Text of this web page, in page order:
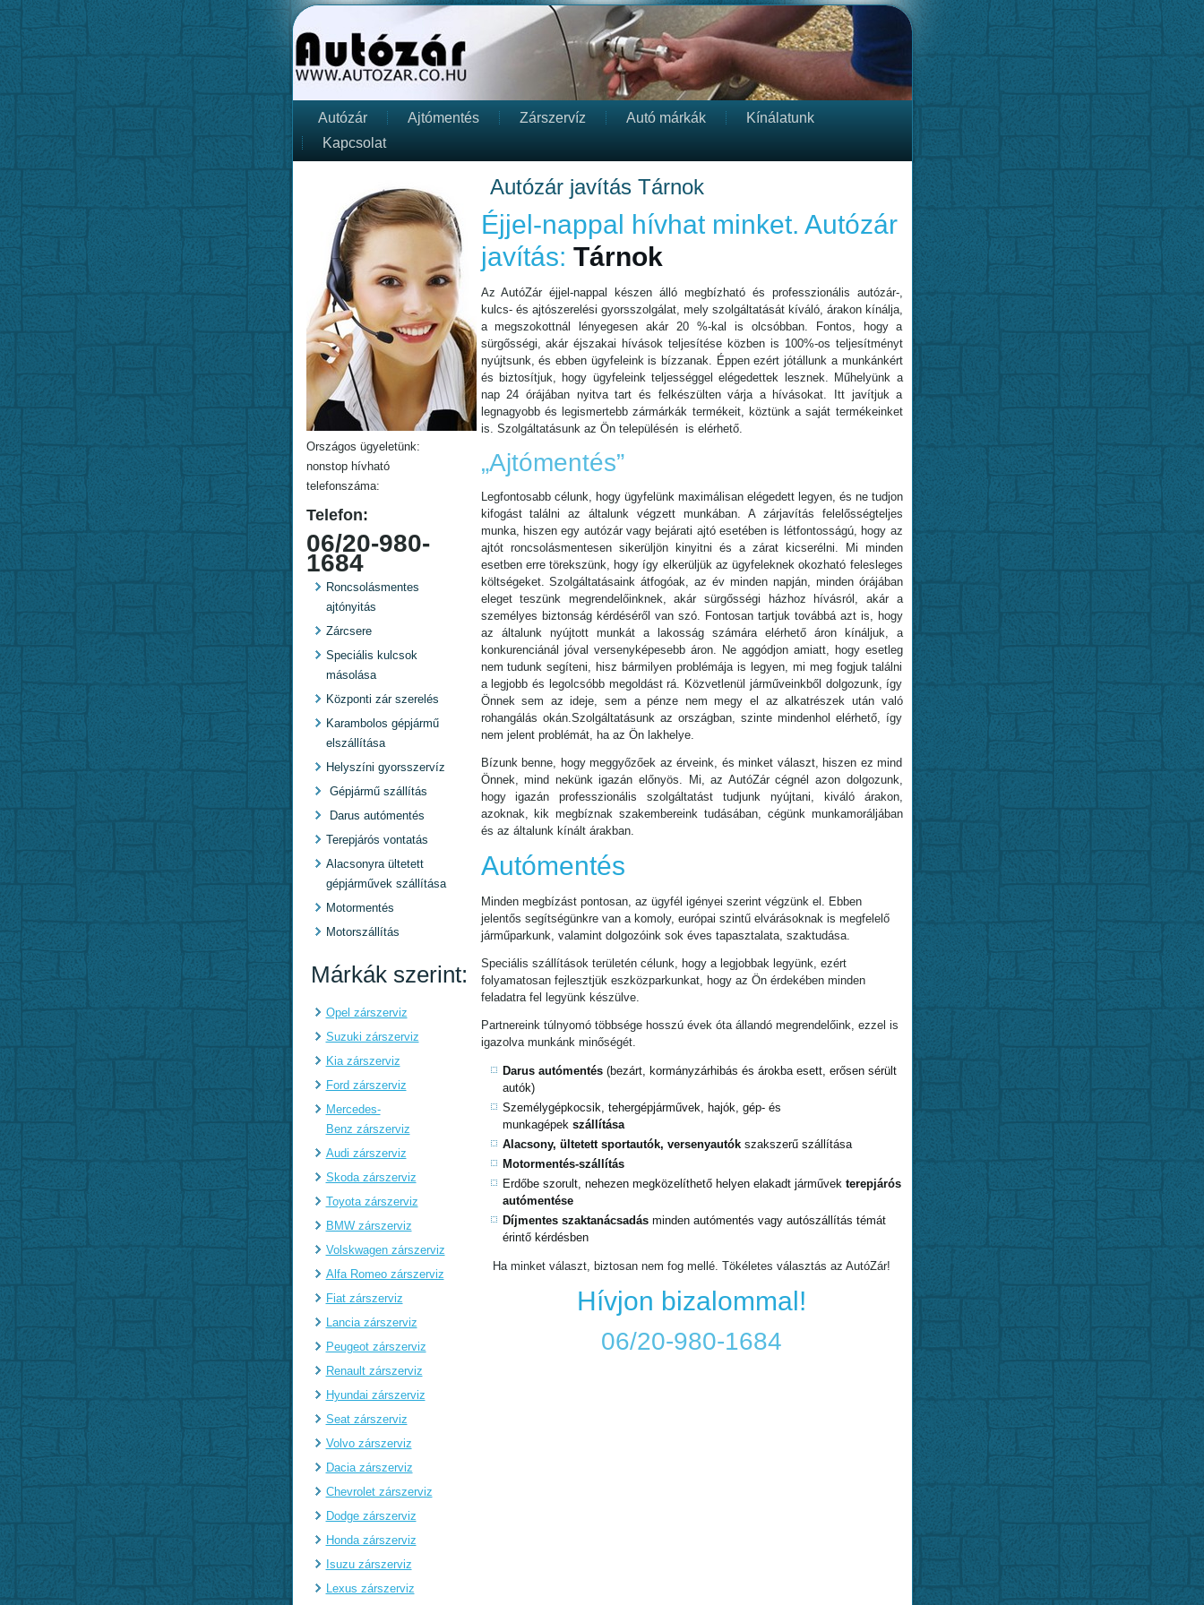
Autózár Ajtómentés Zárszervíz Autó márkák
Kínálatunk
Kapcsolat
Országos ügyeletünk:
nonstop hívható
telefonszáma:
Telefon:
06/20-980-
1684
Roncsolásmentes
ajtónyitás
Zárcsere
Speciális kulcsok
másolása
Központi zár szerelés
Karambolos gépjármű
elszállítása
Helyszíni gyorsszervíz
Gépjármű szállítás
Darus autómentés
Terepjárós vontatás
Alacsonyra ültetett
gépjárművek szállítása
Motormentés
Motorszállítás
Márkák szerint:
Opel zárszerviz
Suzuki zárszerviz
Kia zárszerviz
Ford zárszerviz
Mercedes-
Benz zárszerviz
Audi zárszerviz
Skoda zárszerviz
Toyota zárszerviz
BMW zárszerviz
Volskwagen zárszerviz
Alfa Romeo zárszerviz
Fiat zárszerviz
Lancia zárszerviz
Peugeot zárszerviz
Renault zárszerviz
Hyundai zárszerviz
Seat zárszerviz
Volvo zárszerviz
Dacia zárszerviz
Chevrolet zárszerviz
Dodge zárszerviz
Honda zárszerviz
Isuzu zárszerviz
Lexus zárszerviz
Autózár javítás Tárnok
Éjjel-nappal hívhat minket. Autózár
javítás: Tárnok
Az AutóZár éjjel-nappal készen álló megbízható és professzionális autózár-,
kulcs- és ajtószerelési gyorsszolgálat, mely szolgáltatását kíváló, árakon kínálja,
a megszokottnál lényegesen akár 20 %-kal is olcsóbban. Fontos, hogy a
sürgősségi, akár éjszakai hívások teljesítése közben is 100%-os teljesítményt
nyújtsunk, és ebben ügyfeleink is bízzanak. Éppen ezért jótállunk a munkánkért
és biztosítjuk, hogy ügyfeleink teljességgel elégedettek lesznek. Műhelyünk a
nap 24 órájában nyitva tart és felkészülten várja a hívásokat. Itt javítjuk a
legnagyobb és legismertebb zármárkák termékeit, köztünk a saját termékeinket
is. Szolgáltatásunk az Ön településén is elérhető.
„Ajtómentés”
Legfontosabb célunk, hogy ügyfelünk maximálisan elégedett legyen, és ne tudjon
kifogást találni az általunk végzett munkában. A zárjavítás felelősségteljes
munka, hiszen egy autózár vagy bejárati ajtó esetében is létfontosságú, hogy az
ajtót roncsolásmentesen sikerüljön kinyitni és a zárat kicserélni. Mi minden
esetben erre törekszünk, hogy így elkerüljük az ügyfeleknek okozható felesleges
költségeket. Szolgáltatásaink átfogóak, az év minden napján, minden órájában
eleget teszünk megrendelőinknek, akár sürgősségi házhoz hívásról, akár a
személyes biztonság kérdéséről van szó. Fontosan tartjuk továbbá azt is, hogy
az általunk nyújtott munkát a lakosság számára elérhető áron kínáljuk, a
konkurenciánál jóval versenyképesebb áron. Ne aggódjon amiatt, hogy esetleg
nem tudunk segíteni, hisz bármilyen problémája is legyen, mi meg fogjuk találni
a legjobb és legolcsóbb megoldást rá. Közvetlenül járműveinkből dolgozunk, így
Önnek sem az ideje, sem a pénze nem megy el az alkatrészek után való
rohangálás okán.Szolgáltatásunk az országban, szinte mindenhol elérhető, így
nem jelent problémát, ha az Ön lakhelye.
Bízunk benne, hogy meggyőzőek az érveink, és minket választ, hiszen ez mind
Önnek, mind nekünk igazán előnyös. Mi, az AutóZár cégnél azon dolgozunk,
hogy igazán professzionális szolgáltatást tudjunk nyújtani, kiváló árakon,
azoknak, kik megbíznak szakembereink tudásában, cégünk munkamoráljában
és az általunk kínált árakban.
Autómentés
Minden megbízást pontosan, az ügyfél igényei szerint végzünk el. Ebben
jelentős segítségünkre van a komoly, európai szintű elvárásoknak is megfelelő
járműparkunk, valamint dolgozóink sok éves tapasztalata, szaktudása.
Speciális szállítások területén célunk, hogy a legjobbak legyünk, ezért
folyamatosan fejlesztjük eszközparkunkat, hogy az Ön érdekében minden
feladatra fel legyünk készülve.
Partnereink túlnyomó többsége hosszú évek óta állandó megrendelőink, ezzel is
igazolva munkánk minőségét.
Darus autómentés (bezárt, kormányzárhibás és árokba esett, erősen sérült
autók)
Személygépkocsik, tehergépjárművek, hajók, gép- és
munkagépek szállítása
Alacsony, ültetett sportautók, versenyautók szakszerű szállítása
Motormentés-szállítás
Erdőbe szorult, nehezen megközelíthető helyen elakadt járművek terepjárós
autómentése
Díjmentes szaktanácsadás minden autómentés vagy autószállítás témát
érintő kérdésben
Ha minket választ, biztosan nem fog mellé. Tökéletes választás az AutóZár!
Hívjon bizalommal!
06/20-980-1684